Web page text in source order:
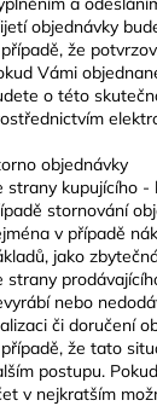
objednávky
že
Vámi
o této
objednávky
strany kupujícího -
stornování
v případě
jako
strany
nebo
či doručení
že tato
postupu.
v nejkratším